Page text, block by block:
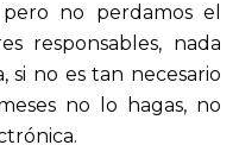
no perdamos el
responsables, nada
si no es tan necesario
no lo hagas, no